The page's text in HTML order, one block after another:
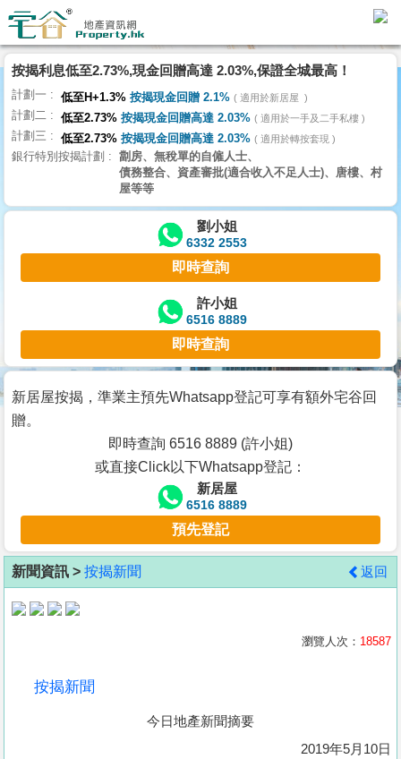
理
主
頁
搵
樓/
交
業
主
宅
谷
按
客
地
產
按揭利息低至2.73%,現金回贈高達 2.03%,保證全城最高！
計劃一 低至H+1.3% 按揭現金回贈 2.1% 適用於新居屋
計劃二 低至2.73% 按揭現金回贈高達 2.03% 適用於一手及二手私樓
計劃三 低至2.73% 按揭現金回贈高達 2.03% 適用於轉按套現
銀行特別按揭計劃
劏房、無稅單的自僱人士、
債務整合、資產審批(適合收入不足人士)、唐樓、村
屋等等
劉小姐
6332 2553
即時查詢
許小姐
6516 8889
即時查詢
新居屋按揭，準業主預先Whatsapp登記可享有額外宅谷回
贈。
即時查詢 6516 8889 (許小姐)
或直接Click以下Whatsapp登記：
新居屋
6516 8889
預先登記
新聞資訊 > 按揭新聞 返回
瀏覽人次： 18587
按揭新聞
今日地產新聞摘要
2019年5月10日